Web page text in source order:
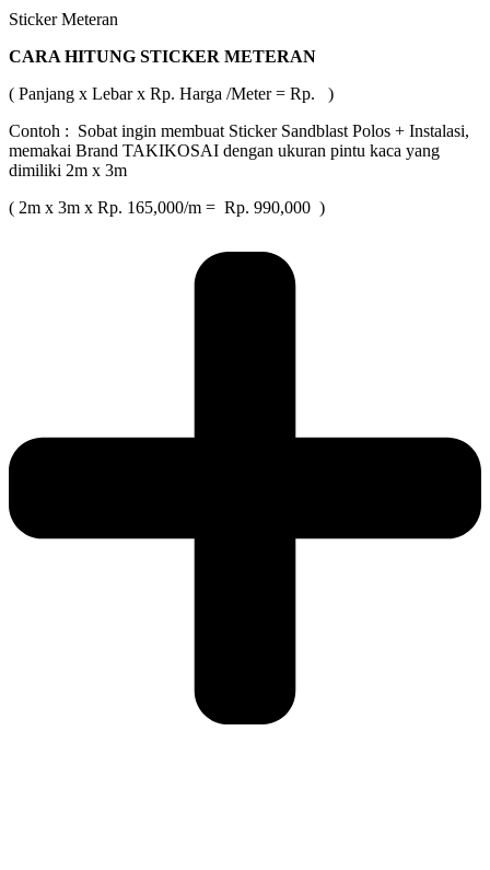
Sticker Meteran
CARA HITUNG STICKER METERAN
( Panjang x Lebar x Rp. Harga /Meter = Rp. )
Contoh : Sobat ingin membuat Sticker Sandblast Polos + Instalasi,
memakai Brand TAKIKOSAI dengan ukuran pintu kaca yang
dimiliki 2m x 3m
( 2m x 3m x Rp. 165,000/m = Rp. 990,000 )